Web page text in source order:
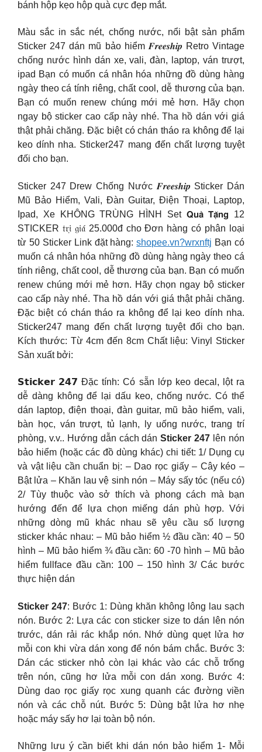
bánh hộp kẹo hộp quà cực đẹp mắt.
Màu sắc in sắc nét, chống nước, nổi bật sản phẩm
Sticker 247 dán mũ bảo hiểm 𝑭𝒓𝒆𝒆𝒔𝒉𝒊𝒑 Retro Vintage
chống nước hình dán xe, vali, đàn, laptop, ván trượt,
ipad Bạn có muốn cá nhân hóa những đồ dùng hàng
ngày theo cá tính riêng, chất cool, dễ thương của bạn.
Bạn có muốn renew chúng mới mẻ hơn. Hãy chọn
ngay bộ sticker cao cấp này nhé. Tha hồ dán với giá
thật phải chăng. Đặc biệt có chán tháo ra không để lại
keo dính nha. Sticker247 mang đến chất lượng tuyệt
đối cho bạn.
Sticker 247 Drew Chống Nước 𝑭𝒓𝒆𝒆𝒔𝒉𝒊𝒑 Sticker Dán
Mũ Bảo Hiểm, Vali, Đàn Guitar, Điện Thoại, Laptop,
Ipad, Xe KHÔNG TRÙNG HÌNH Set 𝗤𝘂𝗮̀ 𝗧𝗮̣̆𝗻𝗴 12
STICKER 𝔱𝔯𝔦̣ 𝔤𝔦𝔞́ 25.000đ cho Đơn hàng có phân loại
từ 50 Sticker Link đặt hàng:shopee.vn?wrxnftj Bạn có
muốn cá nhân hóa những đồ dùng hàng ngày theo cá
tính riêng, chất cool, dễ thương của bạn. Bạn có muốn
renew chúng mới mẻ hơn. Hãy chọn ngay bộ sticker
cao cấp này nhé. Tha hồ dán với giá thật phải chăng.
Đặc biệt có chán tháo ra không để lại keo dính nha.
Sticker247 mang đến chất lượng tuyệt đối cho bạn.
Kích thước: Từ 4cm đến 8cm Chất liệu: Vinyl Sticker
Sản xuất bởi:
𝗦𝘁𝗶𝗰𝗸𝗲𝗿 𝟮𝟰𝟳 Đặc tính: Có sẵn lớp keo decal, lột ra
dễ dàng không để lại dấu keo, chống nước. Có thể
dán laptop, điện thoại, đàn guitar, mũ bảo hiểm, vali,
bàn học, ván trượt, tủ lạnh, ly uống nước, trang trí
phòng, v.v.. Hướng dẫn cách dánSticker 247 lên nón
bảo hiểm (hoặc các đồ dùng khác) chi tiết: 1/ Dụng cụ
và vật liệu cần chuẩn bị: – Dao rọc giấy – Cây kéo –
Bật lửa – Khăn lau vệ sinh nón – Máy sấy tóc (nếu có)
2/ Tùy thuộc vào sở thích và phong cách mà bạn
hướng đến để lựa chọn miếng dán phù hợp. Với
những dòng mũ khác nhau sẽ yêu cầu số lượng
sticker khác nhau: – Mũ bảo hiểm ½ đầu cần: 40 – 50
hình – Mũ bảo hiểm ¾ đầu cần: 60 -70 hình – Mũ bảo
hiểm fullface đầu cần: 100 – 150 hình 3/ Các bước
thực hiện dán
Sticker 247: Bước 1: Dùng khăn không lông lau sạch
nón. Bước 2: Lựa các con sticker size to dán lên nón
trước, dán rải rác khắp nón. Nhớ dùng quẹt lửa hơ
mỗi con khi vừa dán xong để nón bám chắc. Bước 3:
Dán các sticker nhỏ còn lại khác vào các chỗ trống
trên nón, cũng hơ lửa mỗi con dán xong. Bước 4:
Dùng dao rọc giấy rọc xung quanh các đường viền
nón và các chỗ nút. Bước 5: Dùng bật lửa hơ nhẹ
hoặc máy sấy hơ lại toàn bộ nón.
Những lưu ý cần biết khi dán nón bảo hiểm 1- Mỗi